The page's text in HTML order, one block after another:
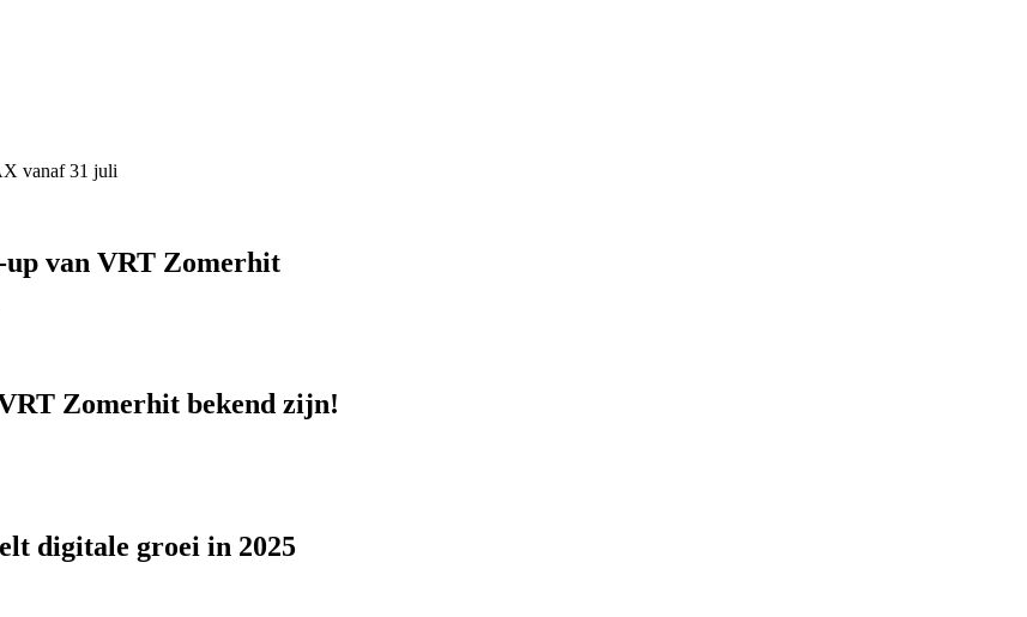
vanaf 31 juli
up van VRT Zomerhit
Zomerhit bekend zijn!
digitale groei in 2025